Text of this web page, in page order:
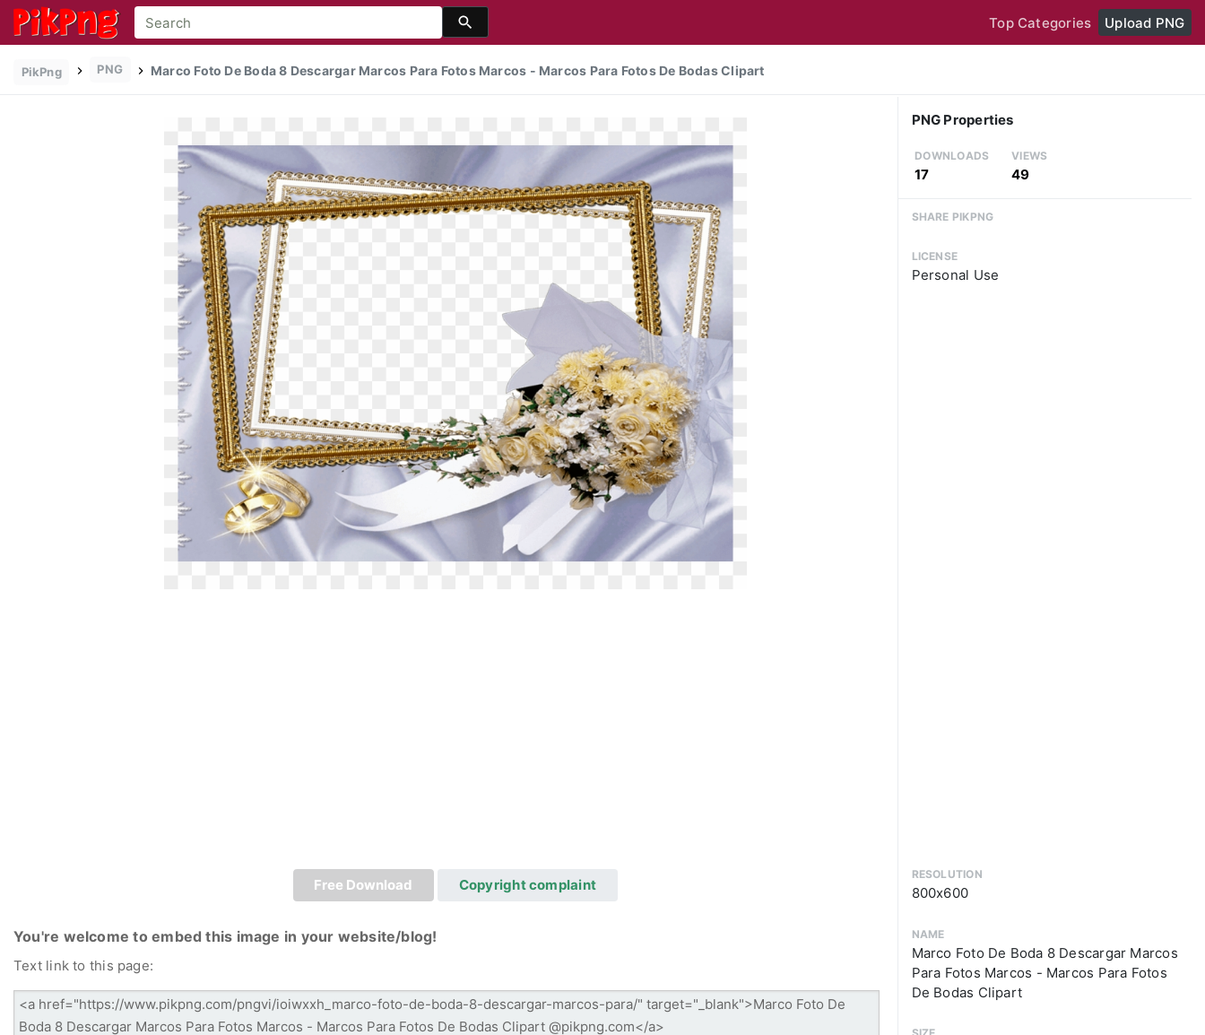
Top Categories Upload PNG
PikPng PNG Marco Foto De Boda 8 Descargar Marcos Para Fotos Marcos - Marcos Para Fotos De Bodas Clipart
Free Download Copyright complaint
You're welcome to embed this image in your website/blog!
Text link to this page:
PNG Properties
DOWNLOADS
17
VIEWS
49
SHARE PIKPNG
LICENSE
Personal Use
RESOLUTION
800x600
NAME
Marco Foto De Boda 8 Descargar Marcos
Para Fotos Marcos - Marcos Para Fotos
De Bodas Clipart